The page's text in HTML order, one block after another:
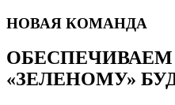
НОВАЯ КОМАНДА
«ЗЕЛЕНОМУ»